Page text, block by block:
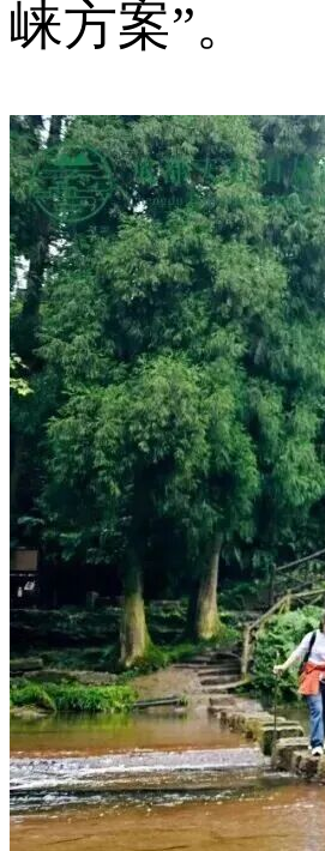
崃方案”。